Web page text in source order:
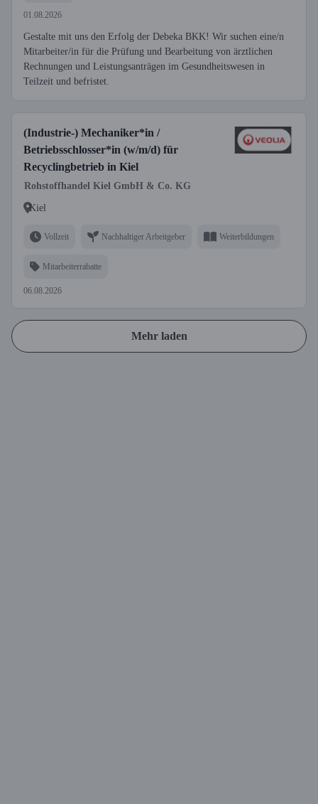
01.08.2026
Gestalte mit uns den Erfolg der Debeka BKK! Wir suchen eine/n
Mitarbeiter/in für die Prüfung und Bearbeitung von ärztlichen
Rechnungen und Leistungsanträgen im Gesundheitswesen in
Teilzeit und befristet.
(Industrie-) Mechaniker*in /
Betriebsschlosser*in (w/m/d) für
Recyclingbetrieb in Kiel
Rohstoffhandel Kiel GmbH & Co. KG
Kiel
Vollzeit Nachhaltiger Arbeitgeber Weiterbildungen
Mitarbeiterrabatte
06.08.2026
Mehr laden